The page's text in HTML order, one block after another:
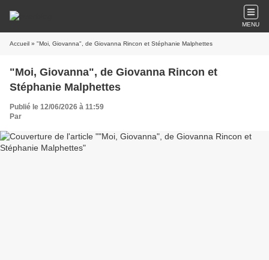
MENU
Accueil » "Moi, Giovanna", de Giovanna Rincon et Stéphanie Malphettes
"Moi, Giovanna", de Giovanna Rincon et
Stéphanie Malphettes
Publié le 12/06/2026 à 11:59
Par